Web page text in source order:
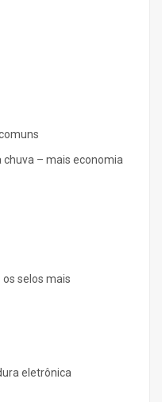
– mais economia
selos mais
eletrônica